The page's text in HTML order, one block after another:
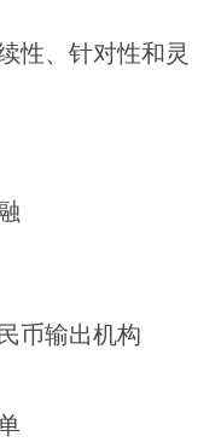
性、针对性和灵
币输出机构